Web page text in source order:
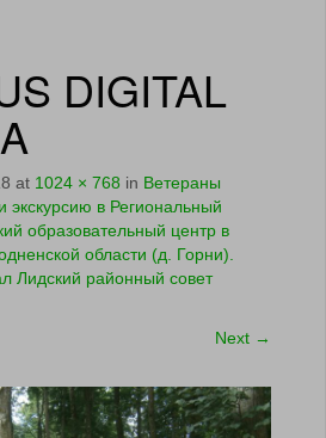
DIGITAL
at 1024 × 768 in Ветераны
в Региональный
образовательный центр в
области (д. Горни).
Лидский районный совет
Next →